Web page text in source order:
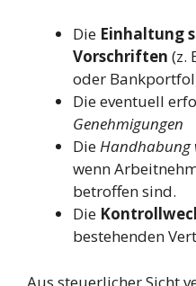
Die Einhaltung
Vorschriften (z.
oder
Die eventuell
Genehmigungen
DieHandhabung
wenn
betroffen sind.
Die
bestehenden
Aus steuerlicher Sicht